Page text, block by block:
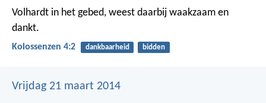
Volhardt in het gebed, weest daarbij waakzaam en
dankt.
Kolossenzen 4:2 dankbaarheid bidden
Vrijdag 21 maart 2014